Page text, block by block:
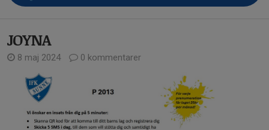
JOYNA
8 maj 2024 0 kommentarer